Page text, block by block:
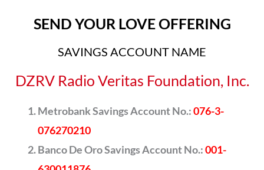
SEND YOUR LOVE OFFERING
SAVINGS ACCOUNT NAME
DZRV Radio Veritas Foundation, Inc.
Metrobank Savings Account No.:076-3-
076270210
Banco De Oro Savings Account No.:001-